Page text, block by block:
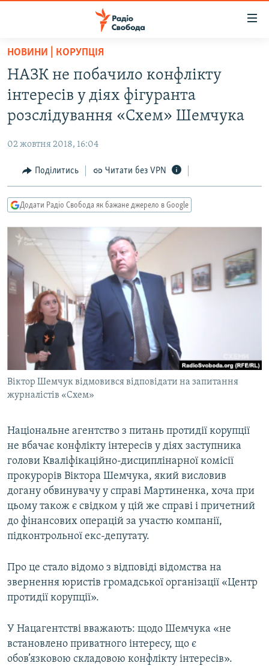
Перейти
основного
матеріалу
Перейти
до
основної
Перейти
до
пошуку
РАДІО СВОБОДА – 70 РОКІВ
СТАТТІ
СУСПІЛЬСТВО
УКРАЇНА
РОСІЙСЬКА «ФІЛЬТРАЦІЯ»
ДОНБАС.РЕАЛІЇ
ТИ ЯК?
СХЕМИ
КИТАЙ.ВИКЛИКИ
МУЛЬТИМЕДІА
ФОТО
СПЕЦПРОЄКТИ
ПОДКАСТИ
КРИМ РЕАЛІЇ
РУС
КТАТ
НОВИНИ | КОРУПЦІЯ
НАЗК не побачило конфлікту
інтересів у діях фігуранта
розслідування «Схем» Шемчука
02 жовтня 2018, 16:04
Поділитись Читати без VPN
Додати Радіо Свобода як бажане джерело в Google
Віктор Шемчук відмовився відповідати на запитання
журналістів «Схем»
Національне агентство з питань протидії корупції
не вбачає конфлікту інтересів у діях заступника
голови Кваліфікаційно-дисциплінарної комісії
прокурорів Віктора Шемчука, який висловив
догану обвинувачу у справі Мартиненка, хоча при
цьому також є свідком у цій же справі і причетний
до фінансових операцій за участю компанії,
підконтрольної екс-депутату.
Про це стало відомо з відповіді відомства на
звернення юристів громадської організації «Центр
протидії корупції».
У Нацагентстві вважають: щодо Шемчука «не
встановлено приватного інтересу, що є
обов’язковою складовою конфлікту інтересів».